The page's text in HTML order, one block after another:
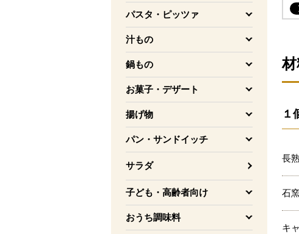
パスタ・ピッツァ
を開く
汁もの
を開く
鍋もの
を開く
お菓子・デザート
を開く
揚げ物
を開く
パン・サンドイッチ
を開く
サラダ
子ども・高齢者向け
を開く
おうち調味料
を開く
１
長
石
キ